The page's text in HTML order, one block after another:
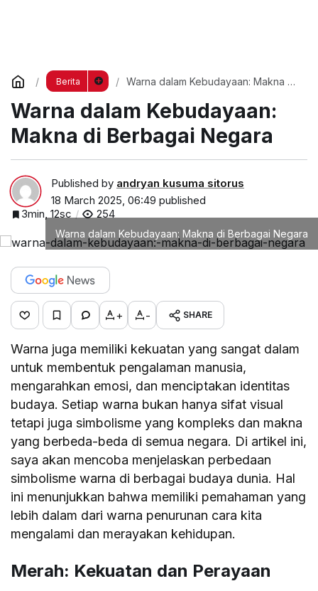
Berita
Warna dalam Kebudayaan: Makna di
Warna dalam Kebudayaan:
Makna di Berbagai Negara
Published by andryan kusuma sitorus
18 March 2025, 06:49 published
3min, 12sc
254
Warna dalam Kebudayaan: Makna di Berbagai Negara
+ - SHARE
Warna juga memiliki kekuatan yang sangat dalam
untuk membentuk pengalaman manusia,
mengarahkan emosi, dan menciptakan identitas
budaya. Setiap warna bukan hanya sifat visual
tetapi juga simbolisme yang kompleks dan makna
yang berbeda-beda di semua negara. Di artikel ini,
saya akan mencoba menjelaskan perbedaan
simbolisme warna di berbagai budaya dunia. Hal
ini menunjukkan bahwa memiliki pemahaman yang
lebih dalam dari warna penurunan cara kita
mengalami dan merayakan kehidupan.
Merah: Kekuatan dan Perayaan